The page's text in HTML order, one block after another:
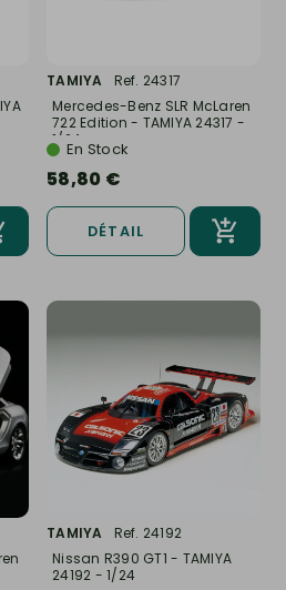
TAMIYA
Ref. 24317
Mercedes-Benz SLR McLaren
722 Edition - TAMIYA 24317 -
1/24En Stock
58,80 €
DÉTAIL
TAMIYA
Ref. 24192
Nissan R390 GT1 - TAMIYA
24192 - 1/24